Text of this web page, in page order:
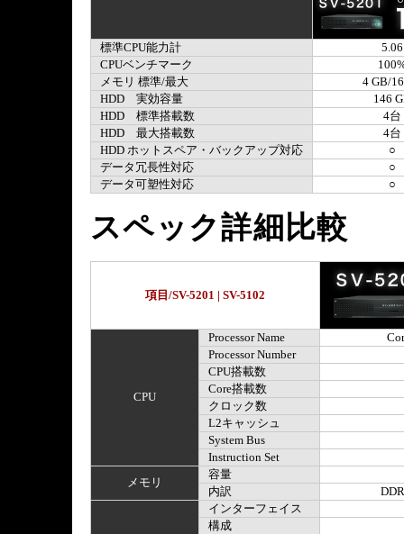
標準CPU能力計
5.06
CPUベンチマーク
メモリ 標準/最大
4 GB/
HDD 実効容量
146
HDD 標準搭載数
4台
HDD 最大搭載数
4台
HDD ホットスペア・バックアップ対応
○
データ冗長性対応
○
データ可塑性対応
○
スペック詳細比較
項目/SV-5201 | SV-5102
CPU
Processor Name
Processor Number
CPU搭載数
Core搭載数
クロック数
L2キャッシュ
System Bus
Instruction Set
メモリ
容量
内訳
インターフェイス
構成